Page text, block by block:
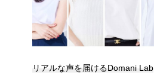
リアルな声を届けるDomani Lab